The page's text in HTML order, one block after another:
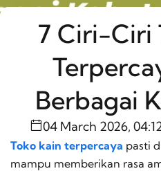
7 Ciri-Ciri
Berbagai
04 March 2026,
Toko kain terpercaya pasti
mampu memberikan rasa